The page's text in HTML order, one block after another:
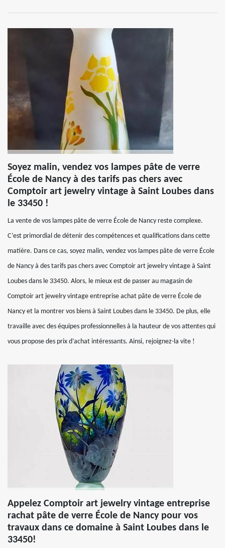
Soyez malin, vendez vos lampes pâte de verre
École de Nancy à des tarifs pas chers avec
Comptoir art jewelry vintage à Saint Loubes dans
le 33450 !
La vente de vos lampes pâte de verre École de Nancy reste complexe.
C’est primordial de détenir des compétences et qualifications dans cette
matière. Dans ce cas, soyez malin, vendez vos lampes pâte de verre École
de Nancy à des tarifs pas chers avec Comptoir art jewelry vintage à Saint
Loubes dans le 33450. Alors, le mieux est de passer au magasin de
Comptoir art jewelry vintage entreprise achat pâte de verre École de
Nancy et la montrer vos biens à Saint Loubes dans le 33450. De plus, elle
travaille avec des équipes professionnelles à la hauteur de vos attentes qui
vous propose des prix d’achat intéressants. Ainsi, rejoignez-la vite !
Appelez Comptoir art jewelry vintage entreprise
rachat pâte de verre École de Nancy pour vos
travaux dans ce domaine à Saint Loubes dans le
33450!